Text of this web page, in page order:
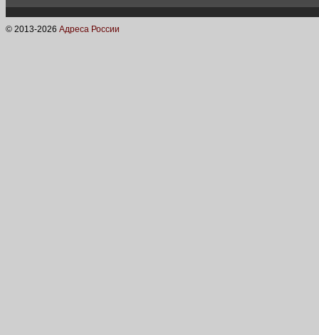
© 2013-2026 Адреса России